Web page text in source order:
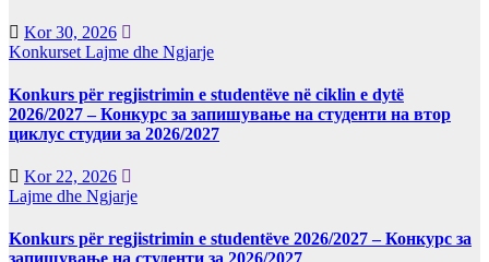
Kor 30, 2026
Konkurset Lajme dhe Ngjarje
Konkurs për regjistrimin e studentëve në ciklin e dytë
2026/2027 – Конкурс за запишување на студенти на втор
циклус студии за 2026/2027
Kor 22, 2026
Lajme dhe Ngjarje
Konkurs për regjistrimin e studentëve 2026/2027 – Конкурс за